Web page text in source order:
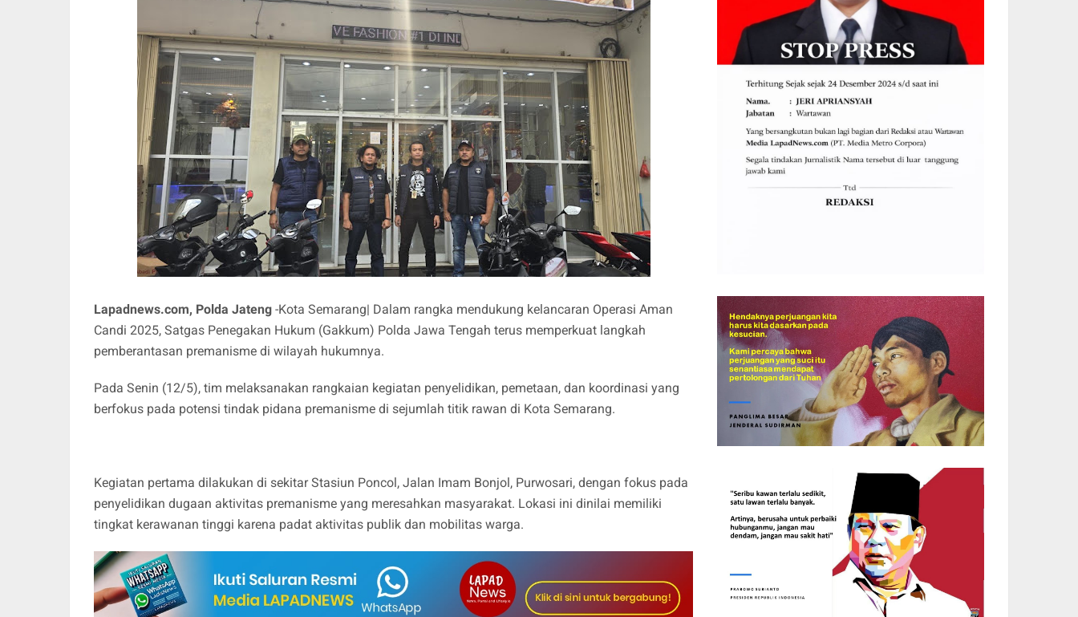
Lapadnews.com, Polda Jateng -Kota Semarang| Dalam rangka mendukung kelancaran Operasi Aman
Candi 2025, Satgas Penegakan Hukum (Gakkum) Polda Jawa Tengah terus memperkuat langkah
pemberantasan premanisme di wilayah hukumnya.
Pada Senin (12/5), tim melaksanakan rangkaian kegiatan penyelidikan, pemetaan, dan koordinasi yang
berfokus pada potensi tindak pidana premanisme di sejumlah titik rawan di Kota Semarang.
Kegiatan pertama dilakukan di sekitar Stasiun Poncol, Jalan Imam Bonjol, Purwosari, dengan fokus pada
penyelidikan dugaan aktivitas premanisme yang meresahkan masyarakat. Lokasi ini dinilai memiliki
tingkat kerawanan tinggi karena padat aktivitas publik dan mobilitas warga.